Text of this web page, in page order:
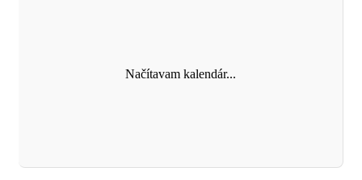
Načítavam kalendár...